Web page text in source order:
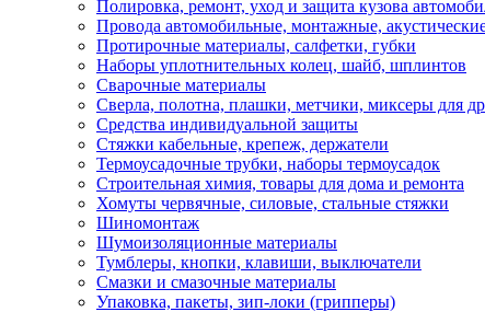
Полировка, ремонт, уход и защита кузова
Провода автомобильные, монтажные,
Протирочные материалы, салфетки, губки
Наборы уплотнительных колец, шайб, шплинтов
Сварочные материалы
Сверла, полотна, плашки, метчики, миксеры для
Средства индивидуальной защиты
Стяжки кабельные, крепеж, держатели
Термоусадочные трубки, наборы термоусадок
Строительная химия, товары для дома и ремонта
Хомуты червячные, силовые, стальные стяжки
Шиномонтаж
Шумоизоляционные материалы
Тумблеры, кнопки, клавиши, выключатели
Смазки и смазочные материалы
Упаковка, пакеты, зип-локи (грипперы)